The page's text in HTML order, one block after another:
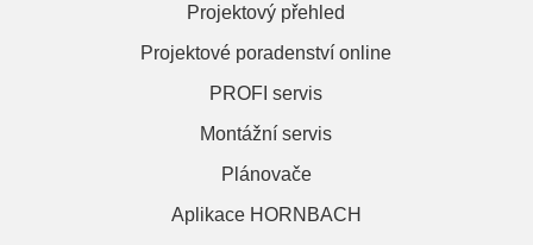
Projektový přehled
Projektové poradenství online
PROFI servis
Montážní servis
Plánovače
Aplikace HORNBACH